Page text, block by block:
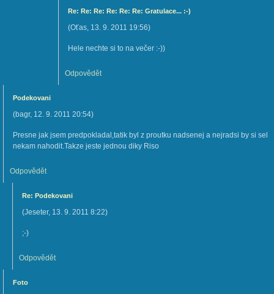
Re: Re: Re: Re: Re: Re: Gratulace... :-)
(Oťas, 13. 9. 2011 19:56)
Hele nechte si to na večer :-))
Odpovědět
Podekovani
(bagr, 12. 9. 2011 20:54)
Presne jak jsem predpokladal,tatik byl z proutku nadsenej a nejradsi by si sel
nekam nahodit.Takze jeste jednou diky Riso
Odpovědět
Re: Podekovani
(Jeseter, 13. 9. 2011 8:22)
;-)
Odpovědět
Foto